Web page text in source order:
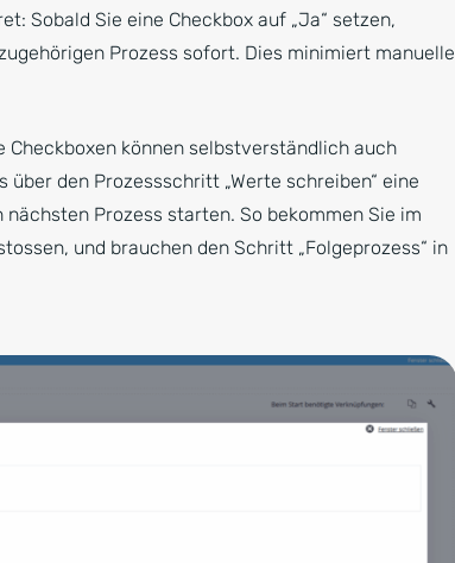
Sobald Sie eine Checkbox auf „Ja“ setzen,
Prozess sofort. Dies minimiert manuelle
können selbstverständlich auch
den Prozessschritt „Werte schreiben“ eine
nächsten Prozess starten. So bekommen Sie im
und brauchen den Schritt „Folgeprozess“ in